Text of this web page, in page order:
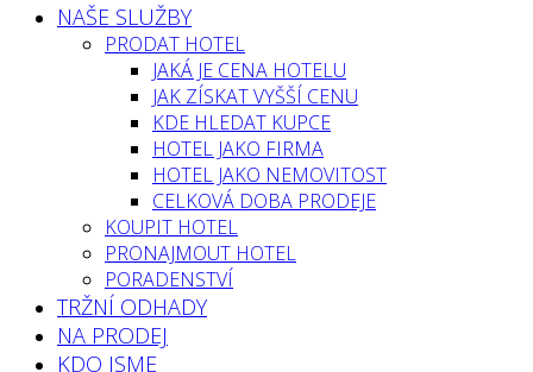
NAŠE SLUŽBY
PRODAT HOTEL
JAKÁ JE CENA HOTELU
JAK ZÍSKAT VYŠŠÍ CENU
KDE HLEDAT KUPCE
HOTEL JAKO FIRMA
HOTEL JAKO NEMOVITOST
CELKOVÁ DOBA PRODEJE
KOUPIT HOTEL
PRONAJMOUT HOTEL
PORADENSTVÍ
TRŽNÍ ODHADY
NA PRODEJ
KDO JSME